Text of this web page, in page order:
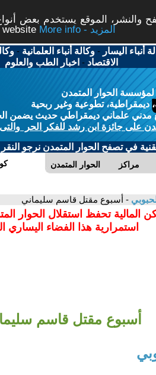
والنشر، الموقع يستخدم بعض
More info - المزيد
أنباء اليسار -وكالة أنباء العلمانية -
الاقتصاد - اخبار الطب والعلوم
لمؤسسة الحوار المتمدن
ديمقراطية، تطوعية وغير ربحية
علماني ديمقراطي حديث يضمن
على جائزة ابن رشد للفكر الحر والتى
في تصفح الحوار المتمدن نرجو النقر
الحوار المتمدن مراكز
- أسبوع مقتل قاسم سليماني
المالية تحفظ استقلال الحوار
استمرارية هذا الفضاء اليساري
أسبوع مقتل قاسم